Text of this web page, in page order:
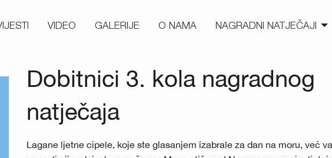
VIDEO GALERIJE O NAMA NAGRADNI NATJEČAJI
Dobitnici 3. kola nagradnog
natječaja
Lagane ljetne cipele, koje ste glasanjem izabrale za dan na moru, već